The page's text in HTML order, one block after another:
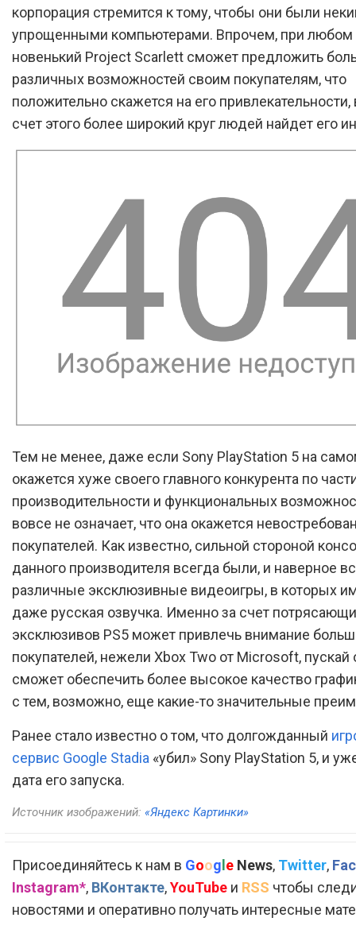
корпорация стремится к тому, чтобы они были
упрощенными компьютерами. Впрочем, при любом
новенький Project Scarlett сможет предложить
различных возможностей своим покупателям, что
положительно скажется на его привлекательности,
счет этого более широкий круг людей найдет его
Тем не менее, даже если Sony PlayStation 5 на
окажется хуже своего главного конкурента по
производительности и функциональных
вовсе не означает, что она окажется
покупателей. Как известно, сильной стороной
данного производителя всегда были, и наверное
различные эксклюзивные видеоигры, в которых
даже русская озвучка. Именно за счет
эксклюзивов PS5 может привлечь внимание
покупателей, нежели Xbox Two от Microsoft, пускай
сможет обеспечить более высокое качество
с тем, возможно, еще какие-то значительные
Ранее стало известно о том, что долгожданный
сервис Google Stadia «убил» Sony PlayStation 5, и
дата его запуска.
Источник изображений: «Яндекс Картинки»
Присоединяйтесь к нам в Google News, Twitter,
Instagram*, ВКонтакте,YouTube и RSS чтобы
новостями и оперативно получать интересные